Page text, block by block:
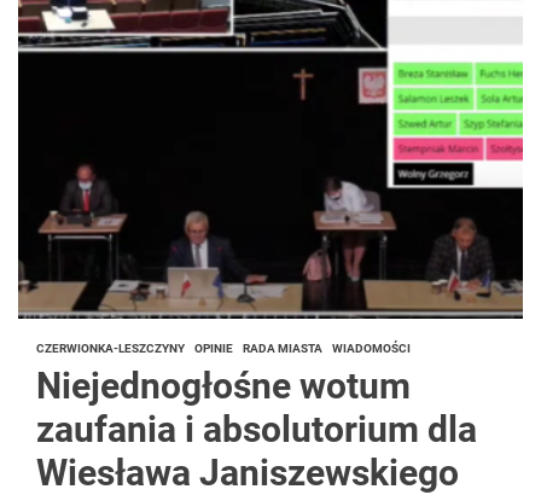
CZERWIONKA-LESZCZYNY OPINIE RADA MIASTA WIADOMOŚCI
Niejednogłośne wotum
zaufania i absolutorium dla
Wiesława Janiszewskiego